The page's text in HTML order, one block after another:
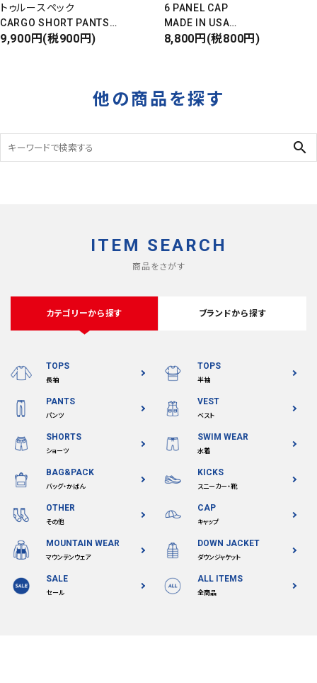
トゥルースペック
CARGO SHORT PANTS
カーゴショートパンツ
9,900円(税900円)
6 PANEL CAP
MADE IN USA
Front Design
8,800円(税800円)
他の商品を探す
search
ITEM SEARCH
商品をさがす
カテゴリーから探す ブランドから探す
TOPS
長袖
TOPS
半袖
PANTS
パンツ
VEST
ベスト
SHORTS
ショーツ
SWIM WEAR
水着
BAG&PACK
バッグ・かばん
KICKS
スニーカー・靴
OTHER
その他
CAP
キャップ
MOUNTAIN WEAR
マウンテンウェア
DOWN JACKET
ダウンジャケット
SALE
セール
ALL ITEMS
全商品